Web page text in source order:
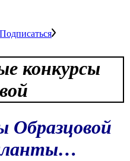
Подписаться
Образцовой